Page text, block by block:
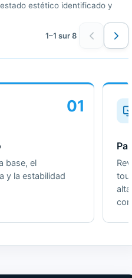
estético identificado y
1–1 sur 8
01
base, el
y la estabilidad